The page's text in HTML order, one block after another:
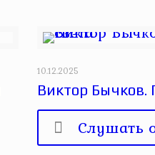
10.12.2025
Виктор Бычков.
Слушать